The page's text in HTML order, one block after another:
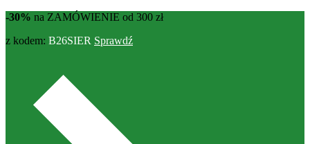
-30% na ZAMÓWIENIE od 300 zł
z kodem: B26SIER Sprawdź